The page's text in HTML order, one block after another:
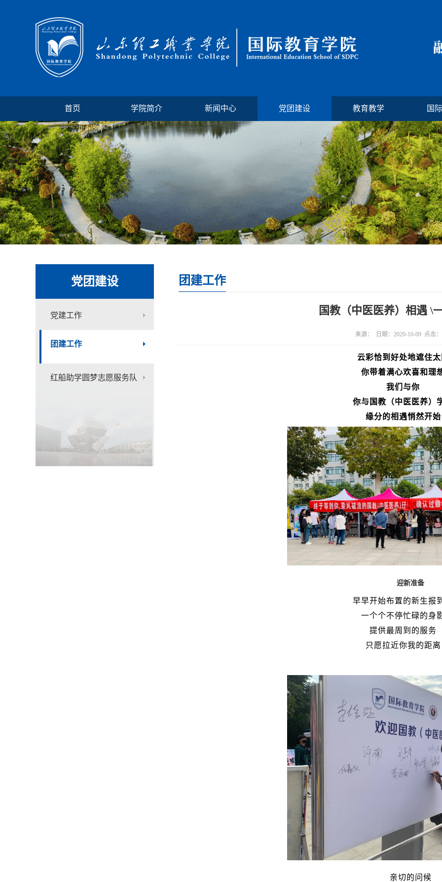
首页 学院简介 新闻中心 党团建设 教育教学 国
党团建设
党建工作
团建工作
红船助学圆梦志愿服务队
团建工作
国教（中医医养）相遇 \
来源： 日期：2020-10-09 点击：
云彩恰到好处地遮住
你带着满心欢喜和理
我们与你
你与国教（中医医养）
缘分的相遇悄然开始
迎新准备
早早开始布置的新生报
一个个不停忙碌的身
提供最周到的服务
只愿拉近你我的距离
亲切的问候